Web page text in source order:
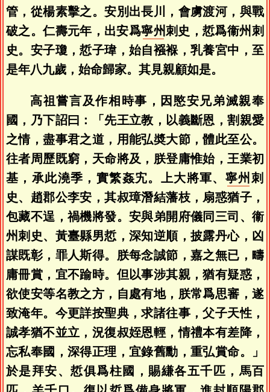
管，從楊素擊之。安別出長川，會虜渡河，與戰
破之。仁壽元年，出安爲寧州刺史，悊爲衞州刺
史。安子瓊，悊子瑋，始自襁褓，乳養宮中，至
是年八九歲，始命歸家。其見親顧如是。
高祖嘗言及作相時事，因愍安兄弟滅親奉
國，乃下詔曰：「先王立教，以義斷恩，割親愛
之情，盡事君之道，用能弘奬大節，體此至公。
往者周歷既窮，天命將及，朕登庸惟始，王業初
基，承此澆季，實繁姦宄。上大將軍、 寧州 刺
史、趙郡公李安，其叔璋潛結藩枝，扇惑猶子，
包藏不逞，禍機將發。安與弟開府儀同三司、衞
州刺史、黃臺縣男悊，深知逆順，披露丹心，凶
謀既彰，罪人斯得。朕每念誠節，嘉之無已，疇
庸冊賞，宜不踰時。但以事涉其親，猶有疑惑，
欲使安等名教之方，自處有地，朕常爲思審，遂
致淹年。今更詳按聖典，求諸往事，父子天性，
誠孝猶不並立，況復叔姪恩輕，情禮本有差降，
忘私奉國，深得正理，宜錄舊勳，重弘賞命。」
於是拜安、悊俱爲柱國，賜縑各五千匹，馬百